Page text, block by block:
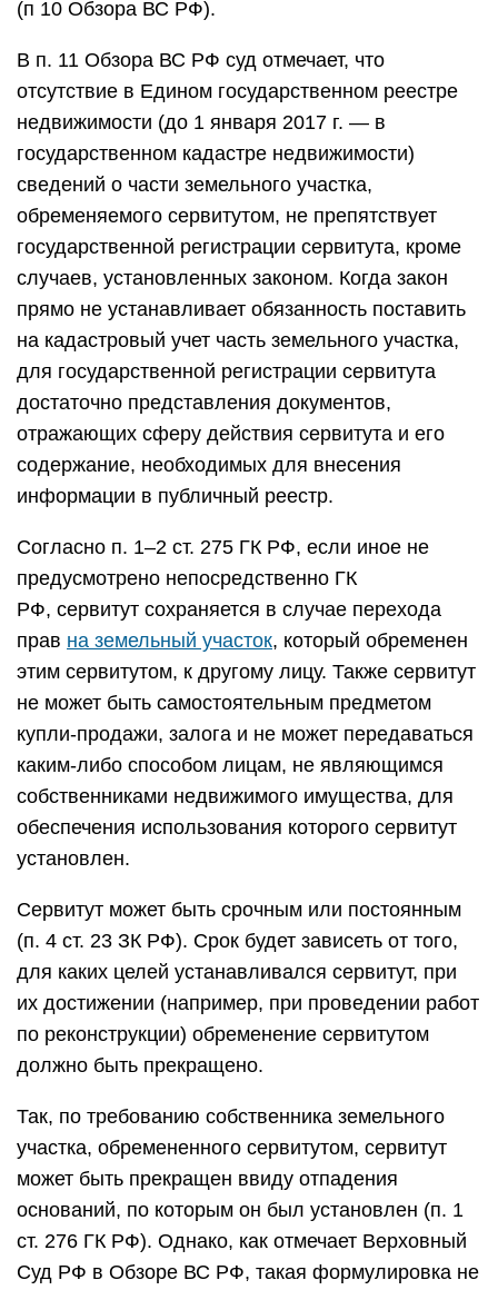
(п 10 Обзора ВС РФ).
В п. 11 Обзора ВС РФ суд отмечает, что
отсутствие в Едином государственном реестре
недвижимости (до 1 января 2017 г. — в
государственном кадастре недвижимости)
сведений о части земельного участка,
обременяемого сервитутом, не препятствует
государственной регистрации сервитута, кроме
случаев, установленных законом. Когда закон
прямо не устанавливает обязанность поставить
на кадастровый учет часть земельного участка,
для государственной регистрации сервитута
достаточно представления документов,
отражающих сферу действия сервитута и его
содержание, необходимых для внесения
информации в публичный реестр.
Согласно п. 1–2 ст. 275 ГК РФ, если иное не
предусмотрено непосредственно ГК
РФ, сервитут сохраняется в случае перехода
прав на земельный участок, который обременен
этим сервитутом, к другому лицу. Также сервитут
не может быть самостоятельным предметом
купли-продажи, залога и не может передаваться
каким-либо способом лицам, не являющимся
собственниками недвижимого имущества, для
обеспечения использования которого сервитут
установлен.
Сервитут может быть срочным или постоянным
(п. 4 ст. 23 ЗК РФ). Срок будет зависеть от того,
для каких целей устанавливался сервитут, при
их достижении (например, при проведении работ
по реконструкции) обременение сервитутом
должно быть прекращено.
Так, по требованию собственника земельного
участка, обремененного сервитутом, сервитут
может быть прекращен ввиду отпадения
оснований, по которым он был установлен (п. 1
ст. 276 ГК РФ). Однако, как отмечает Верховный
Суд РФ в Обзоре ВС РФ, такая формулировка не